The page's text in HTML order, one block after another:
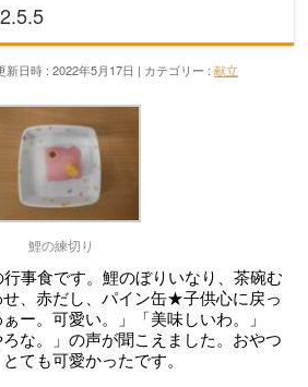
新日時 : 2022年5月17日 カテゴリー :献立
鯉の練切り
事食です。鯉のぼりいなり、茶碗む
、赤だし、パイン缶★子供心に戻っ
ー。可愛い。」「美味しいわ。」
ろな。」の声が聞こえました。おやつ
ても可愛かったです。